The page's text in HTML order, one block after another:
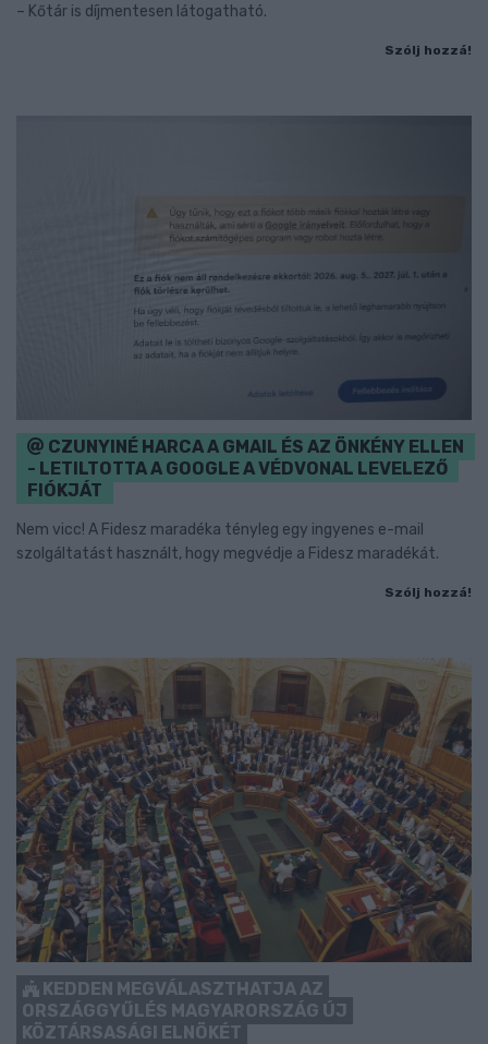
– Kőtár is díjmentesen látogatható.
Szólj hozzá!
CZUNYINÉ HARCA A GMAIL ÉS AZ ÖNKÉNY ELLEN
- LETILTOTTA A GOOGLE A VÉDVONAL LEVELEZŐ
FIÓKJÁT
Nem vicc! A Fidesz maradéka tényleg egy ingyenes e-mail
szolgáltatást használt, hogy megvédje a Fidesz maradékát.
Szólj hozzá!
KEDDEN MEGVÁLASZTHATJA AZ
ORSZÁGGYŰLÉS MAGYARORSZÁG ÚJ
KÖZTÁRSASÁGI ELNÖKÉT